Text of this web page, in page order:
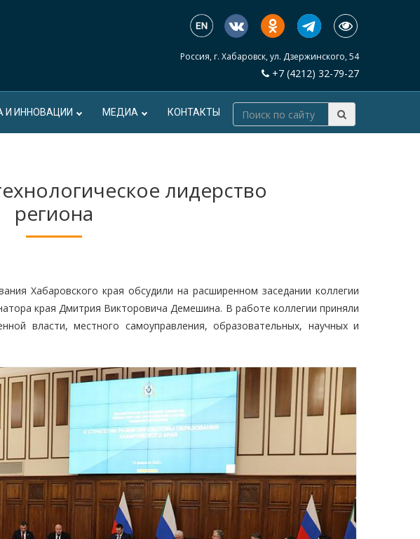
Россия, г. Хабаровск, ул. Дзержинского, 54
+7 (4212) 32-79-27
И ИННОВАЦИИ МЕДИА КОНТАКТЫ
лидерство
региона
Хабаровского края обсудили на расширенном заседании коллегии
края Дмитрия Викторовича Демешина. В работе коллегии приняли
власти, местного самоуправления, образовательных, научных и